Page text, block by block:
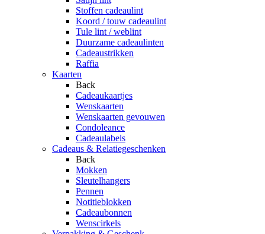
Stoffen cadeaulint
Koord / touw cadeaulint
Tule lint / weblint
Duurzame cadeaulinten
Cadeaustrikken
Raffia
Kaarten
Back
Cadeaukaartjes
Wenskaarten
Wenskaarten gevouwen
Condoleance
Cadeaulabels
Cadeaus & Relatiegeschenken
Back
Mokken
Sleutelhangers
Pennen
Notitieblokken
Cadeaubonnen
Wenscirkels